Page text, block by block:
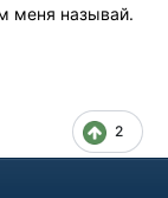
меня называй.
2